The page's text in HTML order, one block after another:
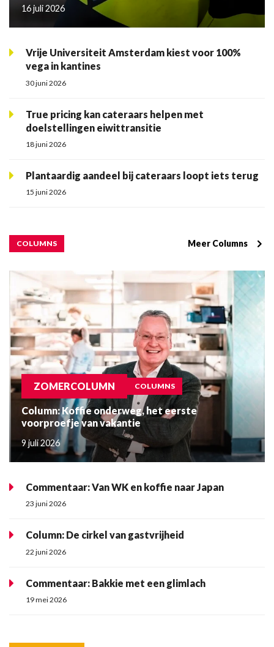
16 juli 2026
Vrije Universiteit Amsterdam kiest voor 100%
vega in kantines
30 juni 2026
True pricing kan cateraars helpen met
doelstellingen eiwittransitie
18 juni 2026
Plantaardig aandeel bij cateraars loopt iets terug
15 juni 2026
COLUMNS Meer Columns
ZOMERCOLUMN COLUMNS
Column: Koffie onderweg, het eerste
voorproefje van vakantie
9 juli 2026
Commentaar: Van WK en koffie naar Japan
23 juni 2026
Column: De cirkel van gastvrijheid
22 juni 2026
Commentaar: Bakkie met een glimlach
19 mei 2026